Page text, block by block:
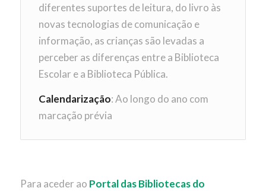
diferentes suportes de leitura, do livro às
novas tecnologias de comunicação e
informação, as crianças são levadas a
perceber as diferenças entre a Biblioteca
Escolar e a Biblioteca Pública.
Calendarização: Ao longo do ano com
marcação prévia
Para aceder ao Portal das Bibliotecas do